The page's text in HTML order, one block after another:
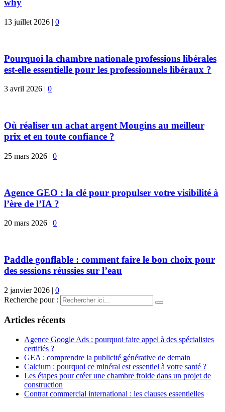
why
13 juillet 2026 | 0
Pourquoi la chambre nationale professions libérales
est-elle essentielle pour les professionnels libéraux ?
3 avril 2026 | 0
Où réaliser un achat argent Mougins au meilleur
prix et en toute confiance ?
25 mars 2026 | 0
Agence GEO : la clé pour propulser votre visibilité à
l’ère de l’IA ?
20 mars 2026 | 0
Paddle gonflable : comment faire le bon choix pour
des sessions réussies sur l’eau
2 janvier 2026 | 0
Recherche pour :
Articles récents
Agence Google Ads : pourquoi faire appel à des spécialistes
certifiés ?
GEA : comprendre la publicité générative de demain
Calcium : pourquoi ce minéral est essentiel à votre santé ?
Les étapes pour créer une chambre froide dans un projet de
construction
Contrat commercial international : les clauses essentielles